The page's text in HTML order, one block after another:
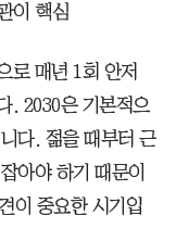
이 핵심
로 매년 1회 안저
. 2030은 기본적으
다. 젊을 때부터 근
아야 하기 때문이
이 중요한 시기입